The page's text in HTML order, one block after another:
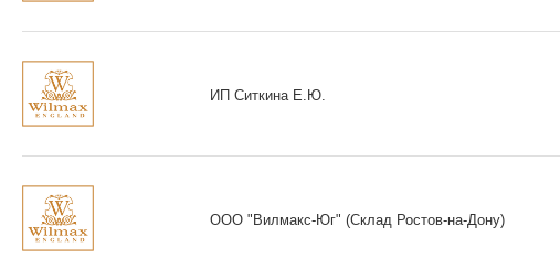
ИП Ситкина Е.Ю.
ООО "Вилмакс-Юг" (Склад Ростов-на-Дону)